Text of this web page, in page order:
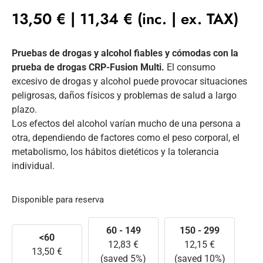
13,50 € | 11,34 € (inc. | ex. TAX)
Pruebas de drogas y alcohol fiables y cómodas con la
prueba de drogas CRP-Fusion Multi. El consumo
excesivo de drogas y alcohol puede provocar situaciones
peligrosas, daños físicos y problemas de salud a largo
plazo.
Los efectos del alcohol varían mucho de una persona a
otra, dependiendo de factores como el peso corporal, el
metabolismo, los hábitos dietéticos y la tolerancia
individual.
Disponible para reserva
<60
13,50 €
60 - 149
12,83 €
(saved 5%)
150 - 299
12,15 €
(saved 10%)